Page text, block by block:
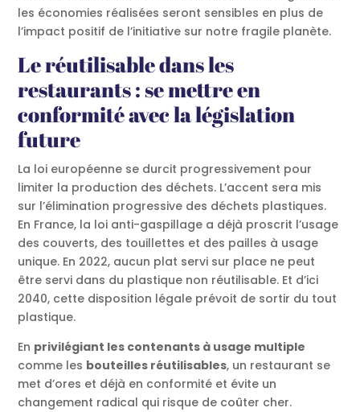
les économies réalisées seront sensibles en plus de
l’impact positif de l’initiative sur notre fragile planète.
Le réutilisable dans les
restaurants : se mettre en
conformité avec la législation
future
La loi européenne se durcit progressivement pour
limiter la production des déchets. L’accent sera mis
sur l’élimination progressive des déchets plastiques.
En France, la loi anti-gaspillage a déjà proscrit l’usage
des couverts, des touillettes et des pailles à usage
unique. En 2022, aucun plat servi sur place ne peut
être servi dans du plastique non réutilisable. Et d’ici
2040, cette disposition légale prévoit de sortir du tout
plastique.
En privilégiant les contenants à usage multiple
comme les bouteilles réutilisables, un restaurant se
met d’ores et déjà en conformité et évite un
changement radical qui risque de coûter cher.